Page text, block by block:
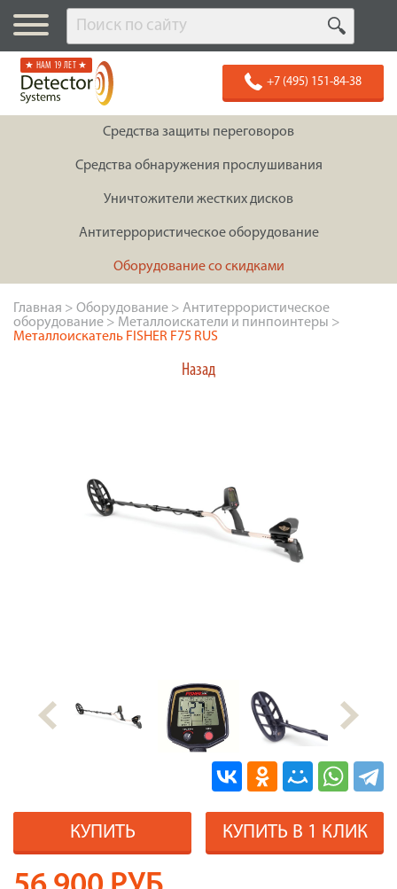
★ НАМ 19 ЛЕТ ★
+7 (495) 151-84-38
Средства защиты переговоров
Средства обнаружения прослушивания
Уничтожители жестких дисков
Антитеррористическое оборудование
Оборудование со скидками
Главная > Оборудование > Антитеррористическое
оборудование > Металлоискатели и пинпоинтеры >
Металлоискатель FISHER F75 RUS
Назад
КУПИТЬ КУПИТЬ В 1 КЛИК